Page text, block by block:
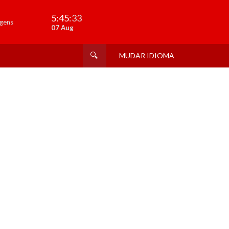
5:45:33
07 Aug
MUDAR IDIOMA